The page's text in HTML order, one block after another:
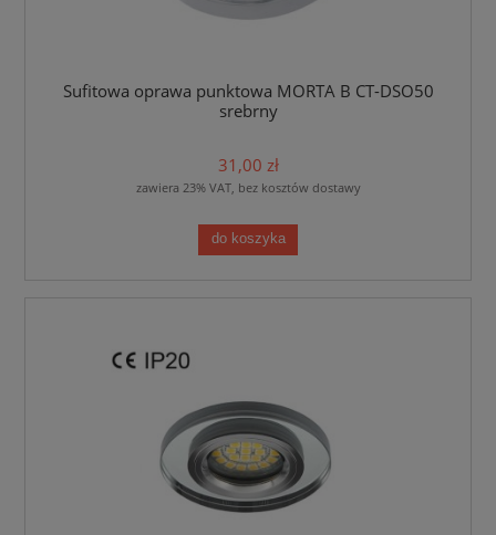
Sufitowa oprawa punktowa MORTA B CT-DSO50
srebrny
31,00 zł
zawiera 23% VAT, bez kosztów dostawy
do koszyka